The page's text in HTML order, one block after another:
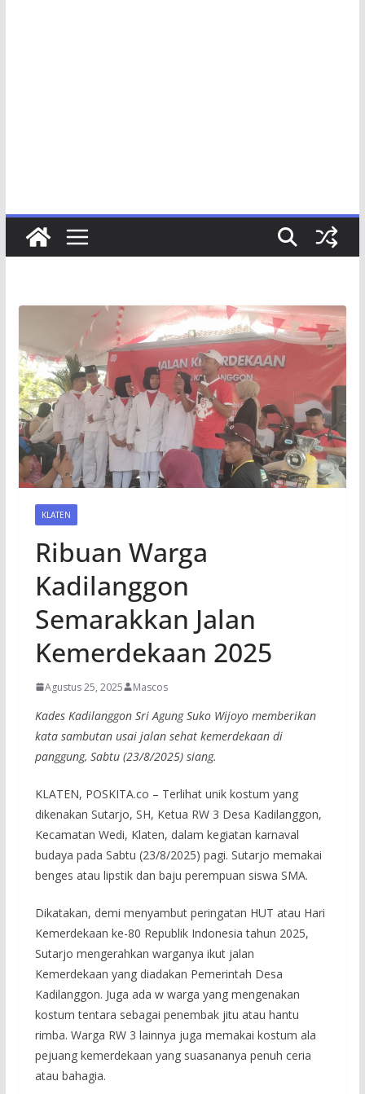
KLATEN
Ribuan Warga
Kadilanggon
Semarakkan Jalan
Kemerdekaan 2025
Agustus 25, 2025 Mascos
Kades Kadilanggon Sri Agung Suko Wijoyo memberikan
kata sambutan usai jalan sehat kemerdekaan di
panggung, Sabtu (23/8/2025) siang.
KLATEN, POSKITA.co – Terlihat unik kostum yang
dikenakan Sutarjo, SH, Ketua RW 3 Desa Kadilanggon,
Kecamatan Wedi, Klaten, dalam kegiatan karnaval
budaya pada Sabtu (23/8/2025) pagi. Sutarjo memakai
benges atau lipstik dan baju perempuan siswa SMA.
Dikatakan, demi menyambut peringatan HUT atau Hari
Kemerdekaan ke-80 Republik Indonesia tahun 2025,
Sutarjo mengerahkan warganya ikut jalan
Kemerdekaan yang diadakan Pemerintah Desa
Kadilanggon. Juga ada w warga yang mengenakan
kostum tentara sebagai penembak jitu atau hantu
rimba. Warga RW 3 lainnya juga memakai kostum ala
pejuang kemerdekaan yang suasananya penuh ceria
atau bahagia.